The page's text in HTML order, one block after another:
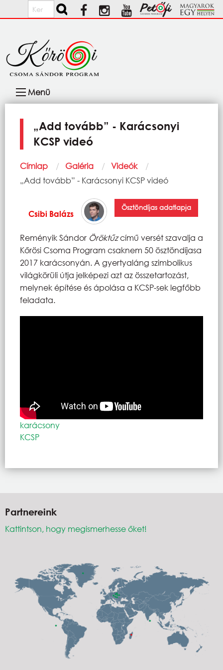
Ugrás a tartalomra
Keresés
navigáció
Menü
„Add tovább” - Karácsonyi
KCSP videó
Morzsa
Címlap Galéria
Videók
Current:
„Add tovább” - Karácsonyi KCSP videó
Csibi Balázs
Ösztöndíjas adatlapja
Reményik Sándor Öröktűzcímű versét szavalja a
Kőrösi Csoma Program csaknem 50 ösztöndíjasa
2017 karácsonyán. A gyertyaláng szimbolikus
világkörüli útja jelképezi azt az összetartozást,
melynek építése és ápolása a KCSP-sek legfőbb
feladata.
karácsony
KCSP
Partnereink
Kattintson, hogy megismerhesse őket!